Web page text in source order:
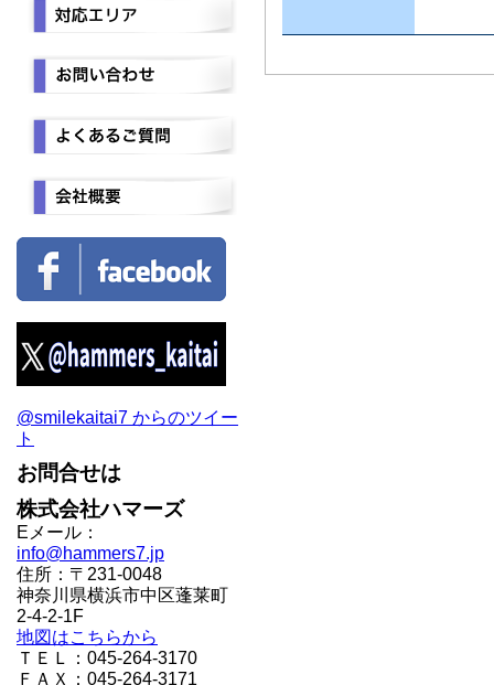
@smilekaitai7 からのツイー
ト
お問合せは
株式会社ハマーズ
Eメール：
info@hammers7.jp
住所：〒231-0048
神奈川県横浜市中区蓬莱町
2-4-2-1F
地図はこちらから
ＴＥＬ：045-264-3170
ＦＡＸ：045-264-3171